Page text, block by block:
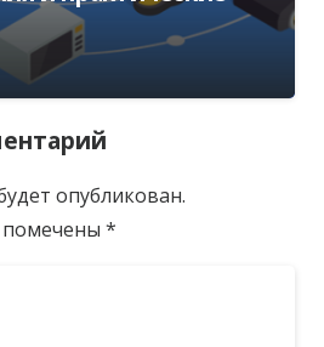
опубликован.
помечены *